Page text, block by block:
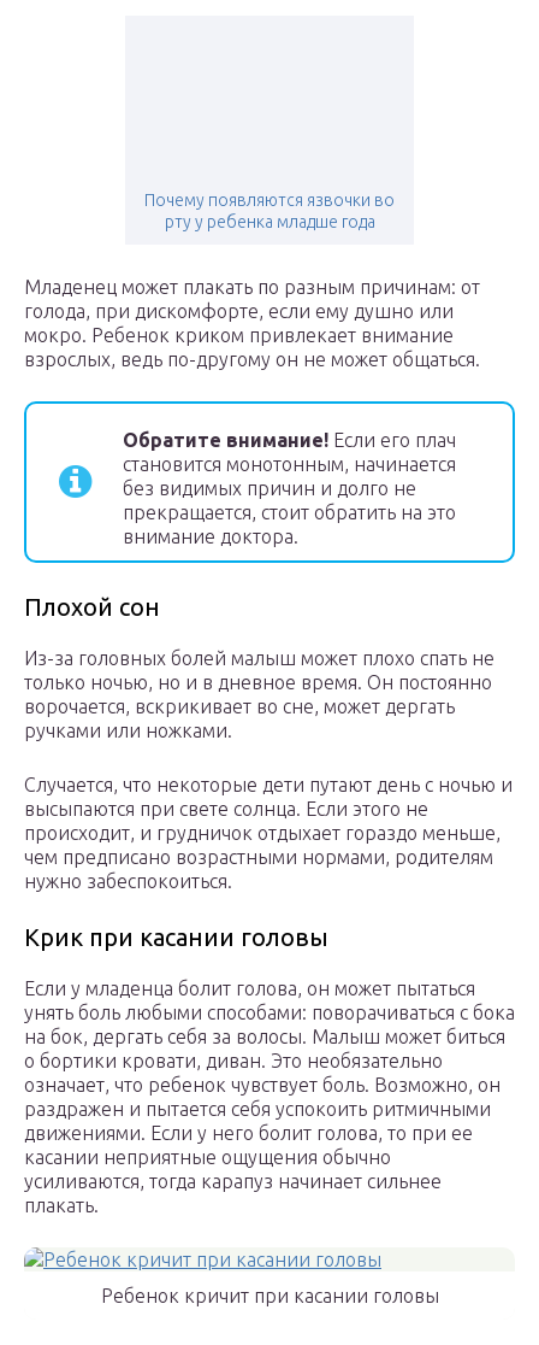
Почему появляются язвочки во
рту у ребенка младше года
Младенец может плакать по разным причинам: от
голода, при дискомфорте, если ему душно или
мокро. Ребенок криком привлекает внимание
взрослых, ведь по-другому он не может общаться.
Обратите внимание! Если его плач
становится монотонным, начинается
без видимых причин и долго не
прекращается, стоит обратить на это
внимание доктора.
Плохой сон
Из-за головных болей малыш может плохо спать не
только ночью, но и в дневное время. Он постоянно
ворочается, вскрикивает во сне, может дергать
ручками или ножками.
Случается, что некоторые дети путают день с ночью и
высыпаются при свете солнца. Если этого не
происходит, и грудничок отдыхает гораздо меньше,
чем предписано возрастными нормами, родителям
нужно забеспокоиться.
Крик при касании головы
Если у младенца болит голова, он может пытаться
унять боль любыми способами: поворачиваться с бока
на бок, дергать себя за волосы. Малыш может биться
о бортики кровати, диван. Это необязательно
означает, что ребенок чувствует боль. Возможно, он
раздражен и пытается себя успокоить ритмичными
движениями. Если у него болит голова, то при ее
касании неприятные ощущения обычно
усиливаются, тогда карапуз начинает сильнее
плакать.
Ребенок кричит при касании головы